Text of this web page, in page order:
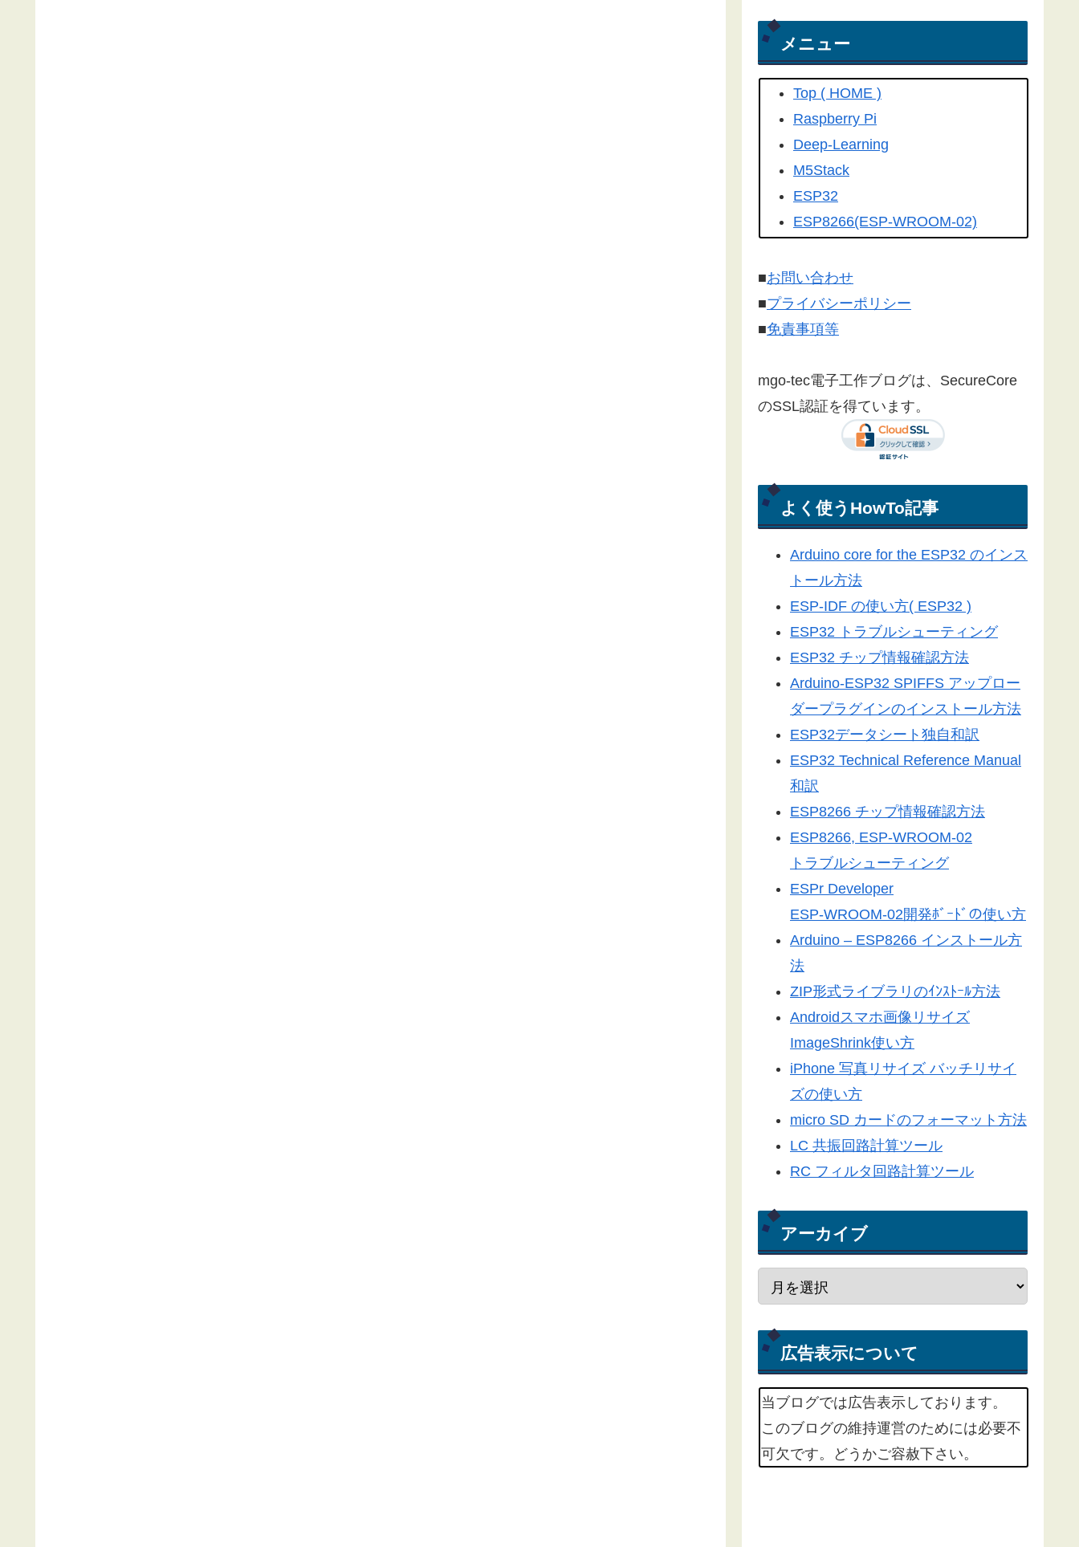
工学社さん技術情報誌Ｉ／Ｏ（アイ
オー）2018/04号にもこちらの記事
を転載して頂きました。有難うござ
こちらの記事
いただけました。ありがとうござい
ます！
紹介されました。ありがとうござい
ます。
メニュー
Top ( HOME )
Raspberry Pi
Deep-Learning
M5Stack
ESP32
ESP8266(ESP-WROOM-02)
Firebase
センサー
漢字フォント
SSL/TLS 暗号化通信
有機EL(OLED)
LCD(液晶ディスプレイ)
Websocket
Arduino-ESP32
Arduino-ESP8266
LEDドットマトリックス
Server-Sent Events
スマートフォン
3Dプリンター
ライブラリ
工具／測定器
アプリ
ツール
便利グッズ
■お問い合わせ
■プライバシーポリシー
■免責事項等
mgo-tec電子工作ブログは、SecureCore
のSSL認証を得ています。
よく使うHowTo記事
Arduino core for the ESP32 のインス
トール方法
ESP-IDF の使い方( ESP32 )
ESP32 トラブルシューティング
ESP32 チップ情報確認方法
Arduino-ESP32 SPIFFS アップロー
ダープラグインのインストール方法
ESP32データシート独自和訳
ESP32 Technical Reference Manual
和訳
ESP8266 チップ情報確認方法
ESP8266, ESP-WROOM-02
トラブルシューティング
ESPr Developer
ESP-WROOM-02開発ﾎﾞｰﾄﾞの使い方
Arduino – ESP8266 インストール方
法
ZIP形式ライブラリのｲﾝｽﾄｰﾙ方法
Androidスマホ画像リサイズ
ImageShrink使い方
iPhone 写真リサイズ バッチリサイ
ズの使い方
micro SD カードのフォーマット方法
LC 共振回路計算ツール
RC フィルタ回路計算ツール
アーカイブ
広告表示について
当ブログでは広告表示しております。
このブログの維持運営のためには必要不
可欠です。どうかご容赦下さい。